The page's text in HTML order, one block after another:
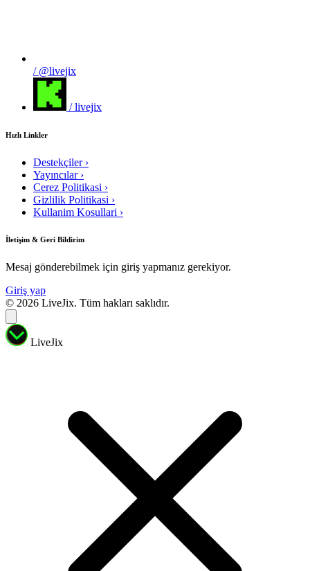
/ @livejix
/ livejix
Hızlı Linkler
Destekçiler ›
Yayıncılar ›
Cerez Politikasi ›
Gizlilik Politikasi ›
Kullanim Kosullari ›
İletişim & Geri Bildirim
Mesaj gönderebilmek için giriş yapmanız gerekiyor.
Giriş yap
© 2026 LiveJix. Tüm hakları saklıdır.
LiveJix